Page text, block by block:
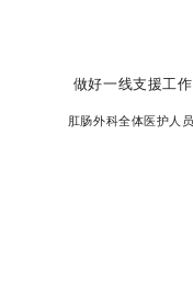
做好一线支援工作
肛肠外科全体医护人员